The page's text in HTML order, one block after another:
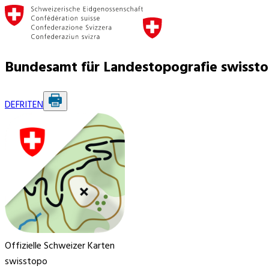
Bundesamt für Landestopografie
DEFRITEN
Offizielle Schweizer Karten
swisstopo